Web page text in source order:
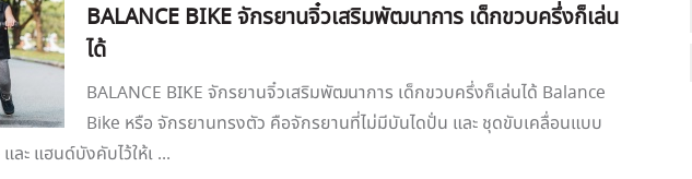
BALANCE BIKE จักรยานจิ๋วเสริมพัฒนาการ เด็กขวบครึ่งก็เล่น
ได้
BALANCE BIKE จักรยานจิ๋วเสริมพัฒนาการ เด็กขวบครึ่งก็เล่นได้ Balance
Bike หรือ จักรยานทรงตัว คือจักรยานที่ไม่มีบันไดปั่น และ ชุดขับเคลื่อนแบบ
ะ แฮนด์บังคับไว้ให้เ ...